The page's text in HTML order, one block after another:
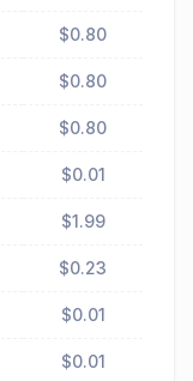
$0.80
$0.80
$0.80
$0.01
$1.99
$0.23
$0.01
$0.01